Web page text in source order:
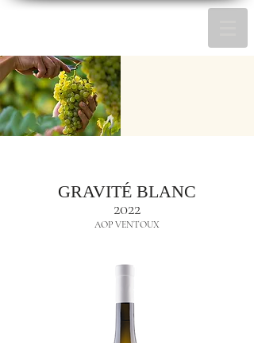
GRAVITÉ BLANC
2022
AOP VENTOUX